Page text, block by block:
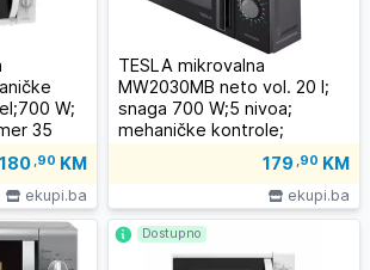
W;
35
180 ,90 KM
ekupi.ba
TESLA mikrovalna
MW2030MB neto vol. 20 l;
snaga 700 W;5 nivoa;
mehaničke kontrole;
179 ,90 KM
ekupi.ba
Dostupno